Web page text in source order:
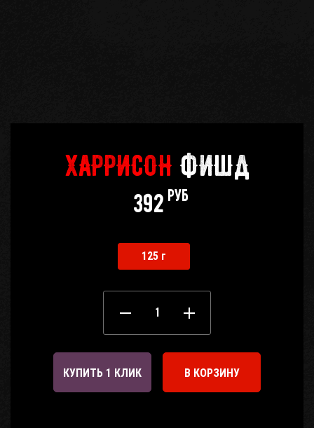
ТелефоныХАРРИСОН ФИШД
392 руб
125 г
КУПИТЬ 1 КЛИК В КОРЗИНУ